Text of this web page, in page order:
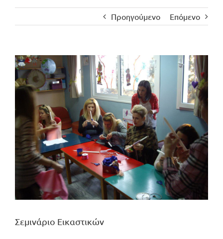
Προηγούμενο Επόμενο
Προβολή
μεγαλύτερης
εικόνας
Σεμινάριο Εικαστικών